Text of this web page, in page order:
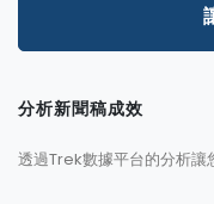
分析新聞稿成效
透過Trek數據平台的分析讓